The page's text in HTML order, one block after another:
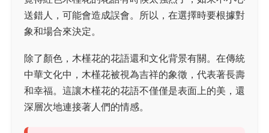
送錯人，可能會造成誤會。所以，在選擇時要根據對
象和場合來決定。
除了顏色，木槿花的花語還和文化背景有關。在傳統
中華文化中，木槿花被視為吉祥的象徵，代表著長壽
和幸福。這讓木槿花的花語不僅僅是表面上的美，還
深層次地連接著人們的情感。